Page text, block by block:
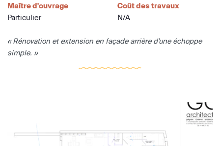
Maître d'ouvrage
Particulier
Coût des travaux
N/A
« Rénovation et extension en façade arrière d'une échoppe
simple. »